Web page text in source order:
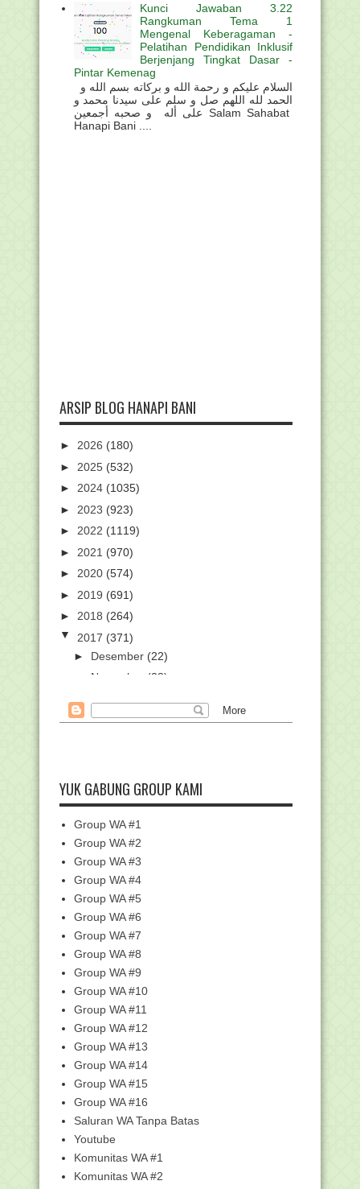
Kunci Jawaban 3.22
Rangkuman Tema 1
Mengenal Keberagaman -
Pelatihan Pendidikan Inklusif
Berjenjang Tingkat Dasar -
Pintar Kemenag
الحمد لله اللهم صل و سلم على سيدنا محمد و
على أله و صحبه أجمعين Salam Sahabat
Hanapi Bani ....
ARSIP BLOG HANAPI BANI
► 2026 (180)
► 2025 (532)
► 2024 (1035)
► 2023 (923)
► 2022 (1119)
► 2021 (970)
► 2020 (574)
► 2019 (691)
► 2018 (264)
▼ 2017 (371)
► Desember (22)
November
(28)
►September(70)
Hewan Buas tak Mau Makan Daging
Keturunan Rasulullah
Contoh Teks Khotbah Idhul Adha 1438
H
IMPLEMENTASI SIMPATIKA (Program
Sertifikasi Guru d...
Pemilihan LPTK Peserta Sertifikasi
Berkas Sertifikasi yang Akan diperiksa
oleh Admin...
Verifikasi Sert...
Proses Verifikasi Berkas Calon Peserta
Sertifikasi...
Manakib Al-Imam Al-Quthb Al-Habib Abu
Bakar Bin Mu...
Hukum Suami Minum Air Susu Isteri
Islamikah Sorban Ulama Indonesia?
atau Malahan Mir...
Amalan agar Anak Sepanjang Hidup
Bebas dari Zina
Cara Pasang Popup Like Facebook di
Blog
YUK GABUNG GROUP KAMI
Group WA #1
Group WA #2
Group WA #3
Group WA #4
Group WA #5
Group WA #6
Group WA #7
Group WA #8
Group WA #9
Group WA #10
Group WA #11
Group WA #12
Group WA #13
Group WA #14
Group WA #15
Group WA #16
Saluran WA Tanpa Batas
Youtube
Komunitas WA #1
Komunitas WA #2